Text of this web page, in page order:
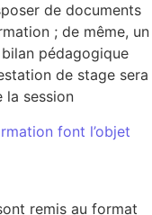
de documents
; de même, un
pédagogique
de stage sera
la session
font l’objet
remis au format